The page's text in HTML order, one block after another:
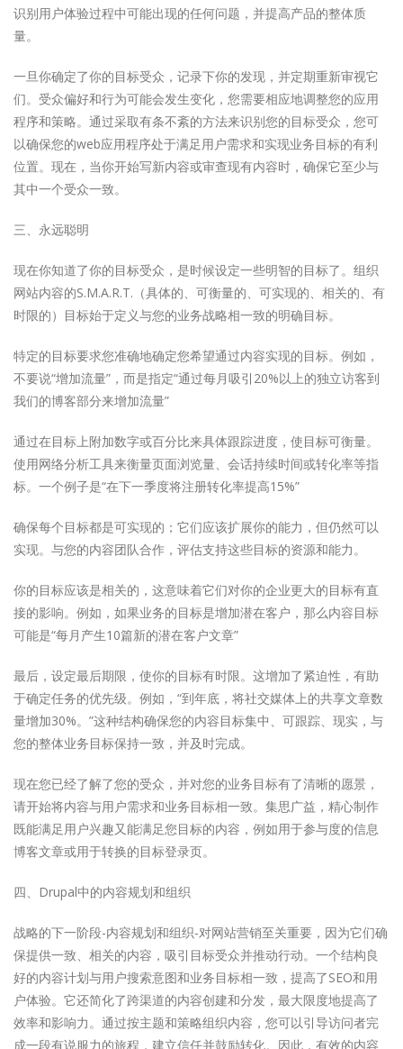
识别用户体验过程中可能出现的任何问题，并提高产品的整体质
量。
一旦你确定了你的目标受众，记录下你的发现，并定期重新审视它
们。受众偏好和行为可能会发生变化，您需要相应地调整您的应用
程序和策略。通过采取有条不紊的方法来识别您的目标受众，您可
以确保您的web应用程序处于满足用户需求和实现业务目标的有利
位置。现在，当你开始写新内容或审查现有内容时，确保它至少与
其中一个受众一致。
三、永远聪明
现在你知道了你的目标受众，是时候设定一些明智的目标了。组织
网站内容的S.M.A.R.T.（具体的、可衡量的、可实现的、相关的、有
时限的）目标始于定义与您的业务战略相一致的明确目标。
特定的目标要求您准确地确定您希望通过内容实现的目标。例如，
不要说“增加流量”，而是指定“通过每月吸引20%以上的独立访客到
我们的博客部分来增加流量”
通过在目标上附加数字或百分比来具体跟踪进度，使目标可衡量。
使用网络分析工具来衡量页面浏览量、会话持续时间或转化率等指
标。一个例子是“在下一季度将注册转化率提高15%”
确保每个目标都是可实现的；它们应该扩展你的能力，但仍然可以
实现。与您的内容团队合作，评估支持这些目标的资源和能力。
你的目标应该是相关的，这意味着它们对你的企业更大的目标有直
接的影响。例如，如果业务的目标是增加潜在客户，那么内容目标
可能是“每月产生10篇新的潜在客户文章”
最后，设定最后期限，使你的目标有时限。这增加了紧迫性，有助
于确定任务的优先级。例如，“到年底，将社交媒体上的共享文章数
量增加30%。”这种结构确保您的内容目标集中、可跟踪、现实，与
您的整体业务目标保持一致，并及时完成。
现在您已经了解了您的受众，并对您的业务目标有了清晰的愿景，
请开始将内容与用户需求和业务目标相一致。集思广益，精心制作
既能满足用户兴趣又能满足您目标的内容，例如用于参与度的信息
博客文章或用于转换的目标登录页。
四、Drupal中的内容规划和组织
战略的下一阶段-内容规划和组织-对网站营销至关重要，因为它们确
保提供一致、相关的内容，吸引目标受众并推动行动。一个结构良
好的内容计划与用户搜索意图和业务目标相一致，提高了SEO和用
户体验。它还简化了跨渠道的内容创建和分发，最大限度地提高了
效率和影响力。通过按主题和策略组织内容，您可以引导访问者完
成一段有说服力的旅程，建立信任并鼓励转化。因此，有效的内容